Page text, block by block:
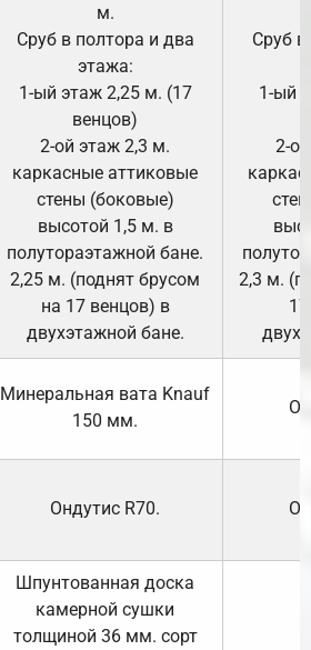
м.
Сруб в полтора и два
этажа:
1-ый этаж 2,25 м. (17
венцов)
2-ой этаж 2,3 м.
каркасные аттиковые
стены (боковые)
высотой 1,5 м. в
полутораэтажной бане.
2,25 м. (поднят брусом
на 17 венцов) в
двухэтажной бане.
Сруб
1-ый
2-
2,3 м.
Минеральная вата Knauf
150 мм.
Ондутис R70.
Шпунтованная доска
камерной сушки
толщиной 36 мм. сорт